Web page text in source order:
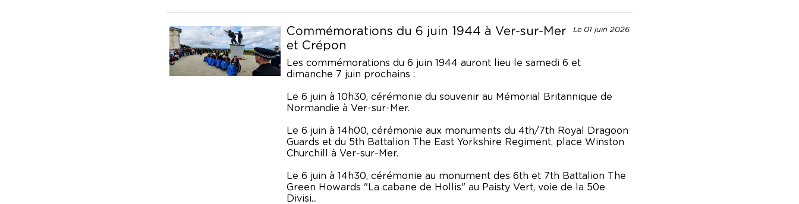
Commémorations du 6 juin 1944 à Ver-sur-Mer
et Crépon
Le 01 juin 2026
Les commémorations du 6 juin 1944 auront lieu le samedi 6 et
dimanche 7 juin prochains :
Le 6 juin à 10h30, cérémonie du souvenir au Mémorial Britannique de
Normandie à Ver-sur-Mer.
Le 6 juin à 14h00, cérémonie aux monuments du 4th/7th Royal Dragoon
Guards et du 5th Battalion The East Yorkshire Regiment, place Winston
Churchill à Ver-sur-Mer.
Le 6 juin à 14h30, cérémonie au monument des 6th et 7th Battalion The
Green Howards "La cabane de Hollis" au Paisty Vert, voie de la 50e
Divisi...